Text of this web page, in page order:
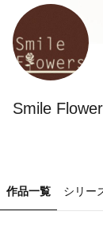
Smile
作品一覧 シリー